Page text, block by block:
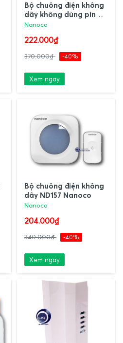
Bộ chuông điện không
dây không dùng pin
ND153BK Nanoco
Nanoco
222.000₫
370.000₫ -40%
Xem ngay
Bộ chuông điện không
dây ND157 Nanoco
Nanoco
204.000₫
340.000₫ -40%
Xem ngay